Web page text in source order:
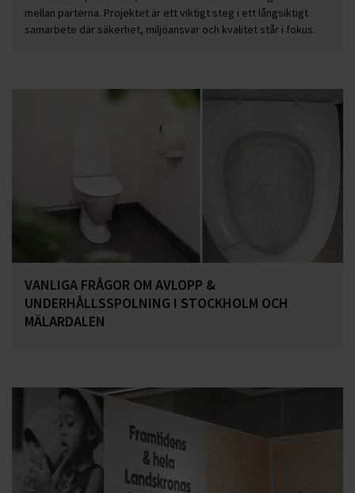
mellan parterna. Projektet är ett viktigt steg i ett långsiktigt
samarbete där säkerhet, miljöansvar och kvalitet står i fokus.
VANLIGA FRÅGOR OM AVLOPP &
UNDERHÅLLSSPOLNING I STOCKHOLM OCH
MÄLARDALEN